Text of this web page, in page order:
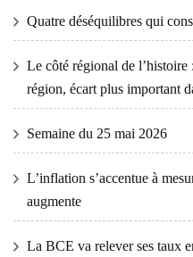
Quatre déséquilibres qui
Le côté régional de
région, écart plus important
Semaine du 25 mai 2026
L’inflation s’accentue à
augmente
La BCE va relever ses taux